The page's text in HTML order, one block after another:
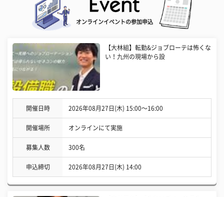
オンラインイベントの参加申込
【大林組】転勤&ジョブローテは怖くな
い！九州の現場から設
開催日時 2026年08月27日(木) 15:00〜16:00
開催場所 オンラインにて実施
募集人数 300名
申込締切 2026年08月27日(木) 14:00